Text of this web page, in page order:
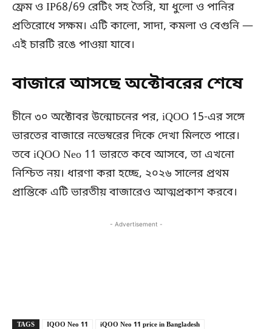
ফ্রেম ও IP68/69 রেটিং সহ তৈরি, যা ধুলো ও পানির
প্রতিরোধে সক্ষম। এটি কালো, সাদা, কমলা ও বেগুনি —
এই চারটি রঙে পাওয়া যাবে।
বাজারে আসছে অক্টোবরের শেষে
চীনে ৩০ অক্টোবর উন্মোচনের পর, iQOO 15-এর সঙ্গে
ভারতের বাজারে নভেম্বরের দিকে দেখা মিলতে পারে।
তবে iQOO Neo 11 ভারতে কবে আসবে, তা এখনো
নিশ্চিত নয়। ধারণা করা হচ্ছে, ২০২৬ সালের প্রথম
প্রান্তিকে এটি ভারতীয় বাজারেও আত্মপ্রকাশ করবে।
- Advertisement -
TAGS IQOO Neo 11 iQOO Neo 11 price in Bangladesh